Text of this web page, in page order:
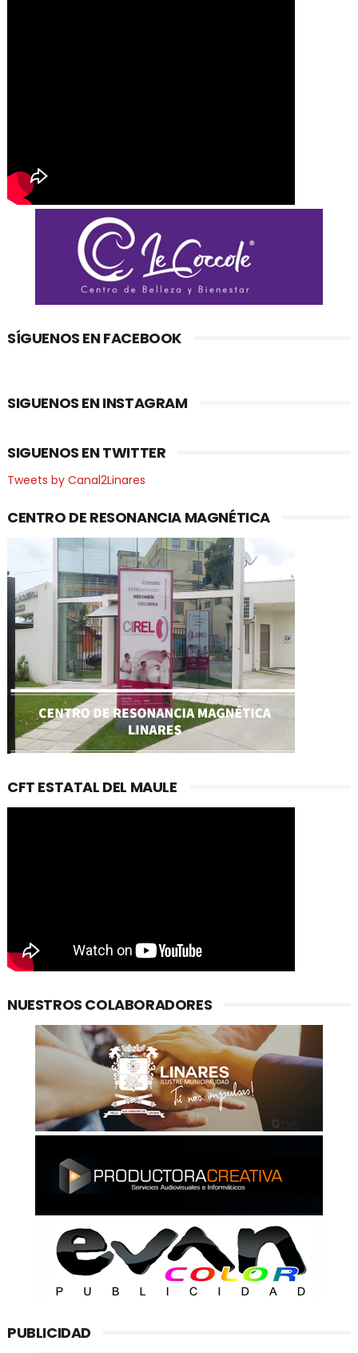
SÍGUENOS EN FACEBOOK
SIGUENOS EN INSTAGRAM
SIGUENOS EN TWITTER
Tweets by Canal2Linares
CENTRO DE RESONANCIA MAGNÉTICA
CFT ESTATAL DEL MAULE
NUESTROS COLABORADORES
PUBLICIDAD